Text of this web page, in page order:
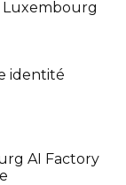
identité
AI Factory